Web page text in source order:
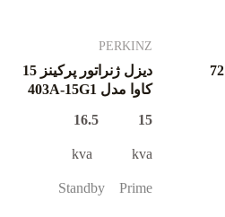
دیزل ژنراتور پرکینز 72
PERKINZ
دیزل ژنراتور پرکینز 15
کاوا مدل 403A-15G1
15 16.5
kva kva
Standby Prime